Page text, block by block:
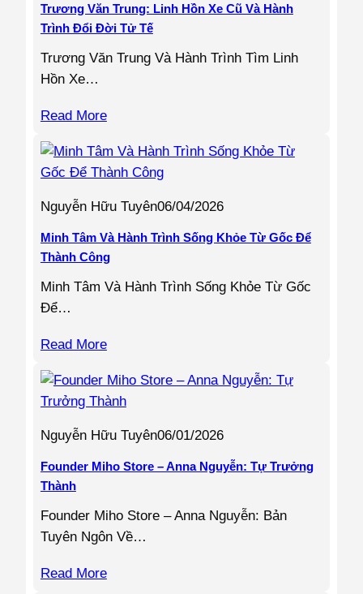
Trương Văn Trung: Linh Hồn Xe Cũ Và Hành
Trình Đổi Đời Tử Tế
Trương Văn Trung Và Hành Trình Tìm Linh
Hồn Xe…
Read More
Nguyễn Hữu Tuyên06/04/2026
Minh Tâm Và Hành Trình Sống Khỏe Từ Gốc Để
Thành Công
Minh Tâm Và Hành Trình Sống Khỏe Từ Gốc
Để…
Read More
Nguyễn Hữu Tuyên06/01/2026
Founder Miho Store – Anna Nguyễn: Tự Trưởng
Thành
Founder Miho Store – Anna Nguyễn: Bản
Tuyên Ngôn Về…
Read More